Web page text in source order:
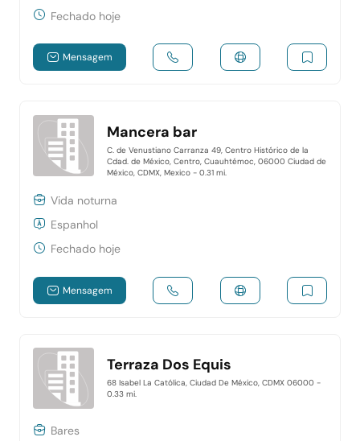
Fechado hoje
Mensagem
Mancera bar
C. de Venustiano Carranza 49, Centro Histórico de la
Cdad. de México, Centro, Cuauhtémoc, 06000 Ciudad de
México, CDMX, Mexico - 0.31 mi.
Vida noturna
Espanhol
Fechado hoje
Mensagem
Terraza Dos Equis
68 Isabel La Católica, Ciudad De México, CDMX 06000 -
0.33 mi.
Bares